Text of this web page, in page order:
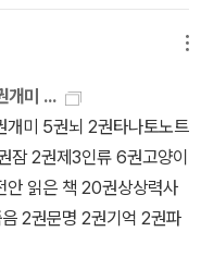
로 명약관화하게 될 거
다음에는 공기와 물과 땅
의 바보화 확산… 그 현상
. 거짓들은 진실 행세를 하
고 진실의 옹호자들만
될 거야. 그러고는 점차
악은 선이 되지. 그리하
의 자기 파괴가, 모두가 인
이죠.....'- P92
개미 ...
개미 5권뇌 2권타나토노트
잠 2권제3인류 6권고양이
안 읽은 책 20권상상력사
2권문명 2권기억 2권파